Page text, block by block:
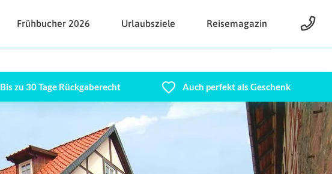
Frühbucher 2026 Urlaubsziele Reisemagazin
Bis zu 30 Tage Rückgaberecht Auch perfekt als Geschenk